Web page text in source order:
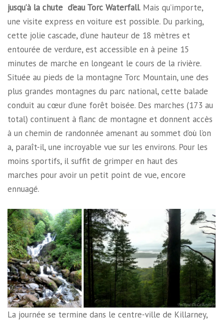
jusqu’à la chute d’eau Torc Waterfall. Mais qu’importe,
une visite express en voiture est possible. Du parking,
cette jolie cascade, d’une hauteur de 18 mètres et
entourée de verdure, est accessible en à peine 15
minutes de marche en longeant le cours de la rivière.
Située au pieds de la montagne Torc Mountain, une des
plus grandes montagnes du parc national, cette balade
conduit au cœur d’une forêt boisée. Des marches (173 au
total) continuent à flanc de montagne et donnent accès
à un chemin de randonnée amenant au sommet d’où l’on
a, paraît-il, une incroyable vue sur les environs. Pour les
moins sportifs, il suffit de grimper en haut des
marches pour avoir un petit point de vue, encore
ennuagé.
La journée se termine dans le centre-ville de Killarney,